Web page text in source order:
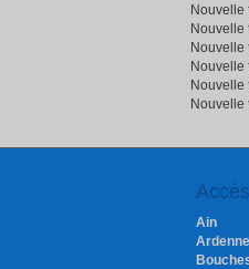
Nouvelle
Nouvelle
Nouvelle
Nouvelle
Nouvelle
Nouvelle
Ain